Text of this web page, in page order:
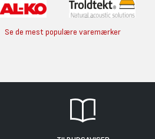
Se de mest populære varemærker